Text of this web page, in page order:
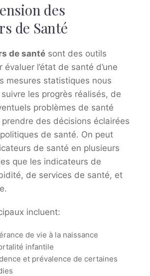
des
de Santé
de santé sont des outils
l’état de santé d’une
mesures statistiques nous
les progrès réalisés, de
problèmes de santé
des décisions éclairées
de santé. On peut
de santé en plusieurs
que les indicateurs de
de services de santé, et
incluent:
de vie à la naissance
infantile
et prévalence de certaines